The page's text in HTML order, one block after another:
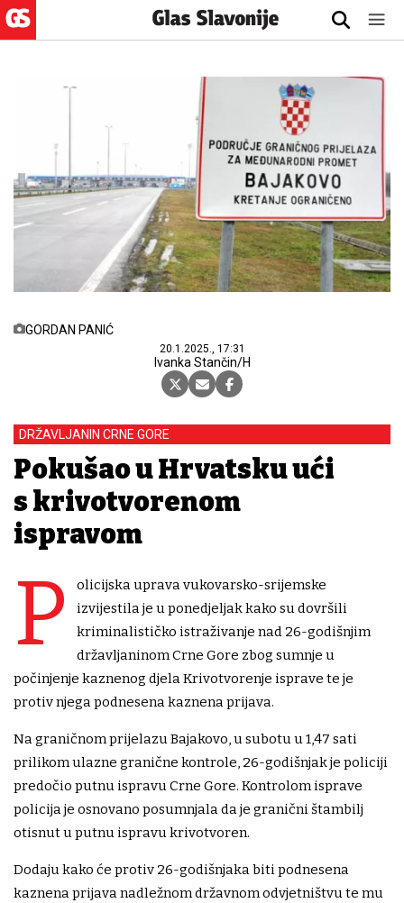
GORDAN PANIĆ
20.1.2025., 17:31
Ivanka Stančin/H
DRŽAVLJANIN CRNE GORE
Pokušao u Hrvatsku ući
s krivotvorenom
ispravom
P
olicijska uprava vukovarsko-srijemske
izvijestila je u ponedjeljak kako su dovršili
kriminalističko istraživanje nad 26-godišnjim
državljaninom Crne Gore zbog sumnje u
počinjenje kaznenog djela Krivotvorenje isprave te je
protiv njega podnesena kaznena prijava.
Na graničnom prijelazu Bajakovo, u subotu u 1,47 sati
prilikom ulazne granične kontrole, 26-godišnjak je policiji
predočio putnu ispravu Crne Gore. Kontrolom isprave
policija je osnovano posumnjala da je granični štambilj
otisnut u putnu ispravu krivotvoren.
Dodaju kako će protiv 26-godišnjaka biti podnesena
kaznena prijava nadležnom državnom odvjetništvu te mu